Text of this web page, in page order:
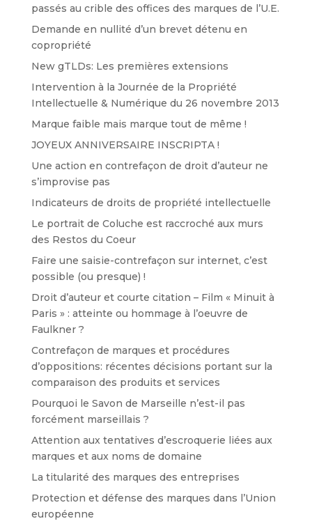
passés au crible des offices des marques de l’U.E.
Demande en nullité d’un brevet détenu en
copropriété
New gTLDs: Les premières extensions
Intervention à la Journée de la Propriété
Intellectuelle & Numérique du 26 novembre 2013
Marque faible mais marque tout de même !
JOYEUX ANNIVERSAIRE INSCRIPTA !
Une action en contrefaçon de droit d’auteur ne
s’improvise pas
Indicateurs de droits de propriété intellectuelle
Le portrait de Coluche est raccroché aux murs
des Restos du Coeur
Faire une saisie-contrefaçon sur internet, c’est
possible (ou presque) !
Droit d’auteur et courte citation – Film « Minuit à
Paris » : atteinte ou hommage à l’oeuvre de
Faulkner ?
Contrefaçon de marques et procédures
d’oppositions: récentes décisions portant sur la
comparaison des produits et services
Pourquoi le Savon de Marseille n’est-il pas
forcément marseillais ?
Attention aux tentatives d’escroquerie liées aux
marques et aux noms de domaine
La titularité des marques des entreprises
Protection et défense des marques dans l’Union
européenne